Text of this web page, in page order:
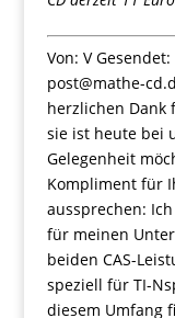
Von: V
post@mathe-
herzlichen Dank
sie ist heute bei
Gelegenheit
Kompliment für
aussprechen:
für meinen
beiden CAS-
speziell für TI-
diesem Umfang